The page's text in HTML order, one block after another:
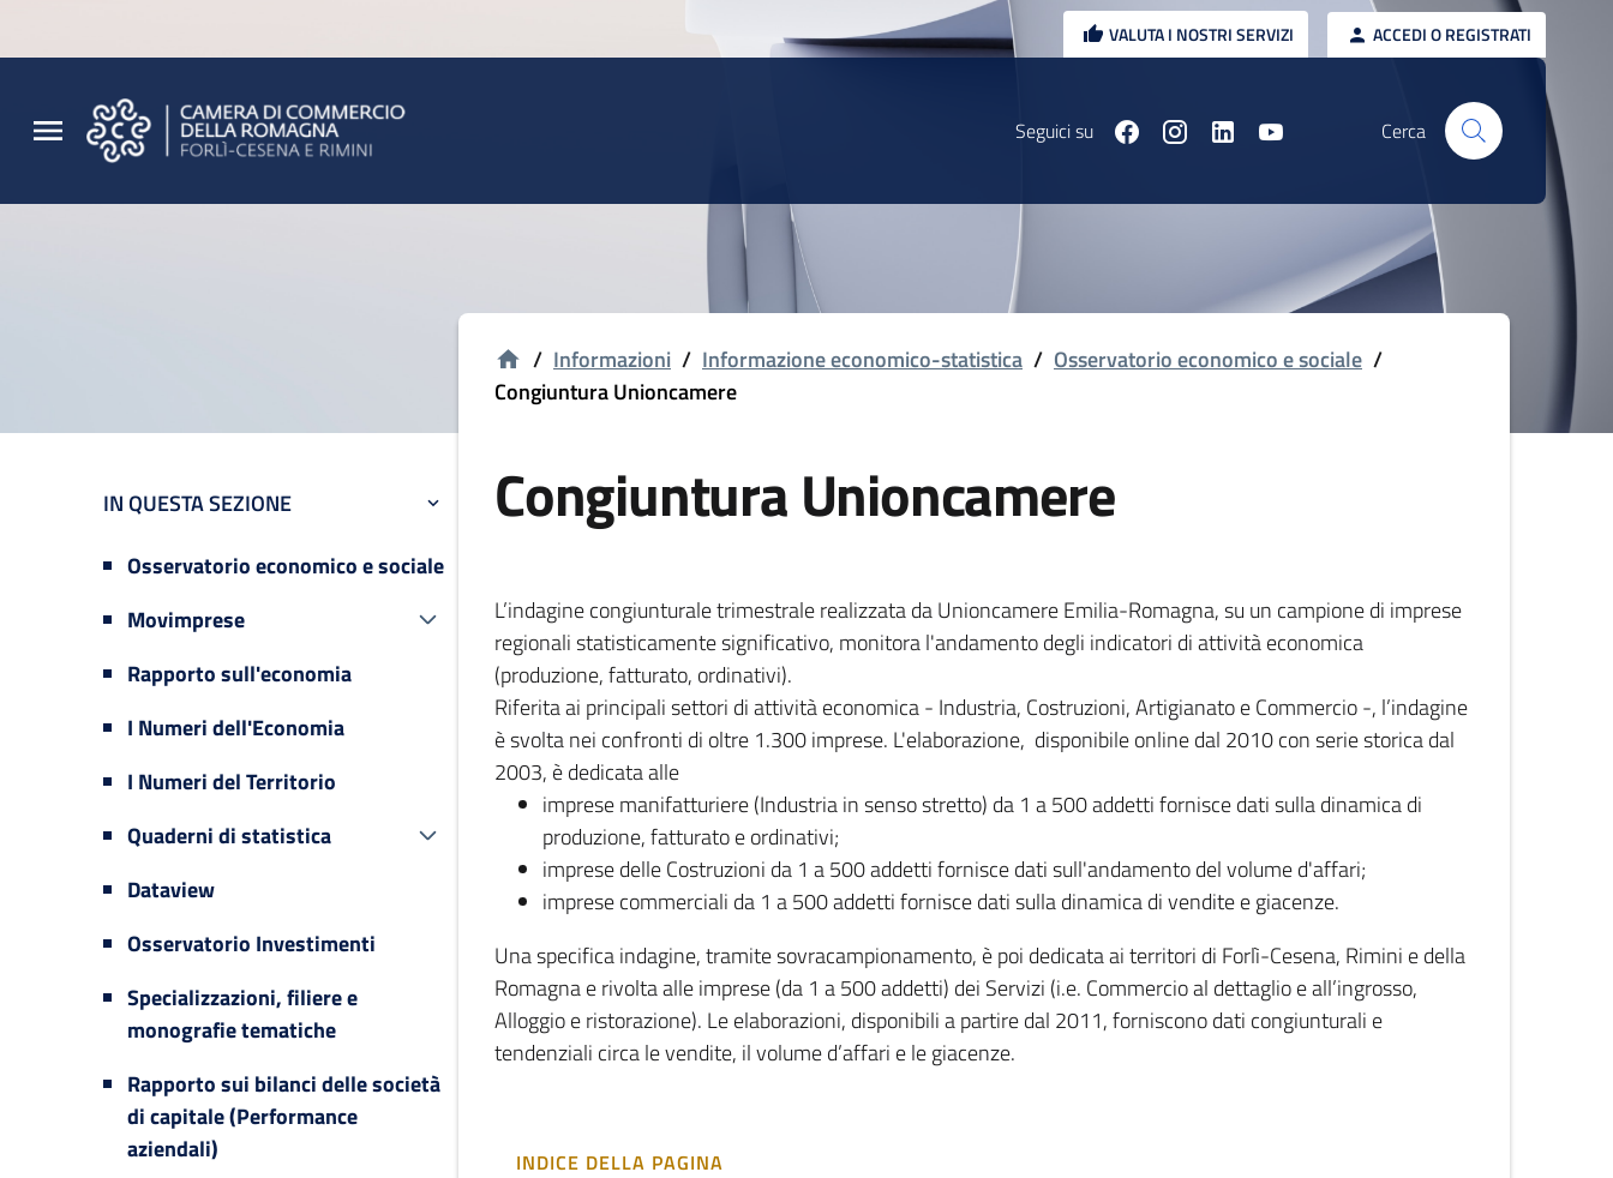
VALUTA I NOSTRI SERVIZI ACCEDI O REGISTRATI
Seguici su Cerca
IN QUESTA SEZIONE
Osservatorio economico e sociale
Movimprese
Rapporto sull'economia
I Numeri dell'Economia
I Numeri del Territorio
Quaderni di statistica
Dataview
Osservatorio Investimenti
Specializzazioni, filiere e
monografie tematiche
Rapporto sui bilanci delle società
di capitale (Performance
aziendali)
/ Informazioni / Informazione economico-statistica / Osservatorio economico e sociale /
Congiuntura Unioncamere
Congiuntura Unioncamere
L’indagine congiunturale trimestrale realizzata da Unioncamere Emilia-Romagna, su un campione di imprese
regionali statisticamente significativo, monitora l'andamento degli indicatori di attività economica
(produzione, fatturato, ordinativi).
Riferita ai principali settori di attività economica - Industria, Costruzioni, Artigianato e Commercio -, l’indagine
è svolta nei confronti di oltre 1.300 imprese. L'elaborazione, disponibile online dal 2010 con serie storica dal
2003, è dedicata alle
imprese manifatturiere (Industria in senso stretto) da 1 a 500 addetti fornisce dati sulla dinamica di
produzione, fatturato e ordinativi;
imprese delle Costruzioni da 1 a 500 addetti fornisce dati sull'andamento del volume d'affari;
imprese commerciali da 1 a 500 addetti fornisce dati sulla dinamica di vendite e giacenze.
Una specifica indagine, tramite sovracampionamento, è poi dedicata ai territori di Forlì-Cesena, Rimini e della
Romagna e rivolta alle imprese (da 1 a 500 addetti) dei Servizi (i.e. Commercio al dettaglio e all’ingrosso,
Alloggio e ristorazione). Le elaborazioni, disponibili a partire dal 2011, forniscono dati congiunturali e
tendenziali circa le vendite, il volume d’affari e le giacenze.
INDICE DELLA PAGINA